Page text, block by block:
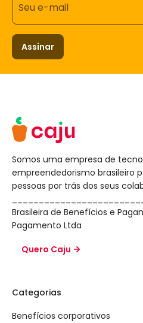
Seu e-mail
Assinar
Somos uma empresa de
empreendedorismo brasileiro
pessoas por trás dos seus
Brasileira de Benefícios e
Pagamento Ltda
Quero Caju
Categorias
Benefícios corporativos